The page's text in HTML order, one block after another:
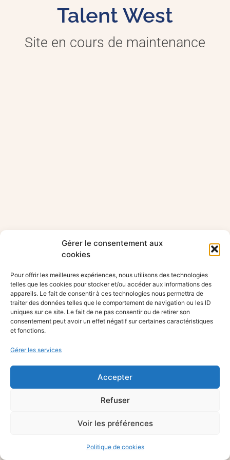
Gérer le consentement aux
cookies
Pour offrir les meilleures expériences, nous utilisons des technologies
telles que les cookies pour stocker et/ou accéder aux informations des
appareils. Le fait de consentir à ces technologies nous permettra de
traiter des données telles que le comportement de navigation ou les ID
uniques sur ce site. Le fait de ne pas consentir ou de retirer son
consentement peut avoir un effet négatif sur certaines caractéristiques
et fonctions.
Gérer les services
Accepter
Refuser
Voir les préférences
Politique de cookies
Talent West
Site en cours de maintenance